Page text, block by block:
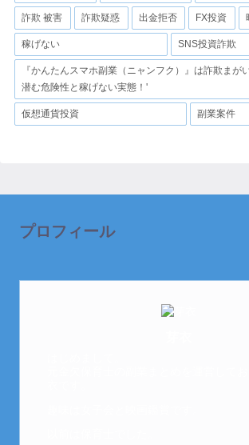
詐欺 被害 詐欺疑惑 出金拒否 FX投資
稼げない SNS投資詐欺
『かんたんスマホ副業（ニャンフク）』は詐欺まが
潜む危険性と稼げない実態！'
仮想通貨投資 副業案件
プロフィール